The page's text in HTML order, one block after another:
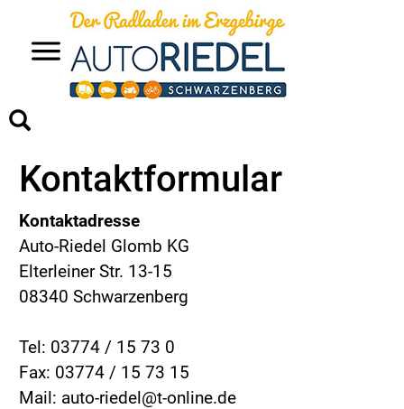
Kontaktformular
Kontaktadresse
Auto-Riedel Glomb KG
Elterleiner Str. 13-15
08340 Schwarzenberg
Tel: 03774 / 15 73 0
Fax: 03774 / 15 73 15
Mail: auto-riedel@t-online.de